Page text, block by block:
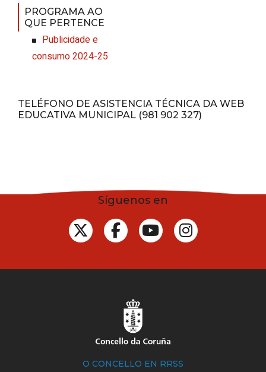
PROGRAMA AO
QUE PERTENCE
Publicidade e
consumo 2024-25
TELÉFONO DE ASISTENCIA TÉCNICA DA WEB
EDUCATIVA MUNICIPAL (981 902 327)
Síguenos en
O CONCELLO EN RRSS